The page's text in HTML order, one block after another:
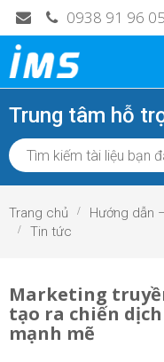
0938 91 96 05
Trung tâm hỗ
Trang chủ
Hướng dẫn
Tin tức
Marketing
tạo ra chiến
mạnh mẽ